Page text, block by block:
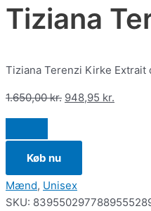
Tiziana
Tiziana Terenzi Kirke Extrait
1.650,00kr. 948,95 kr.
Køb nu
Mænd, Unisex
SKU: